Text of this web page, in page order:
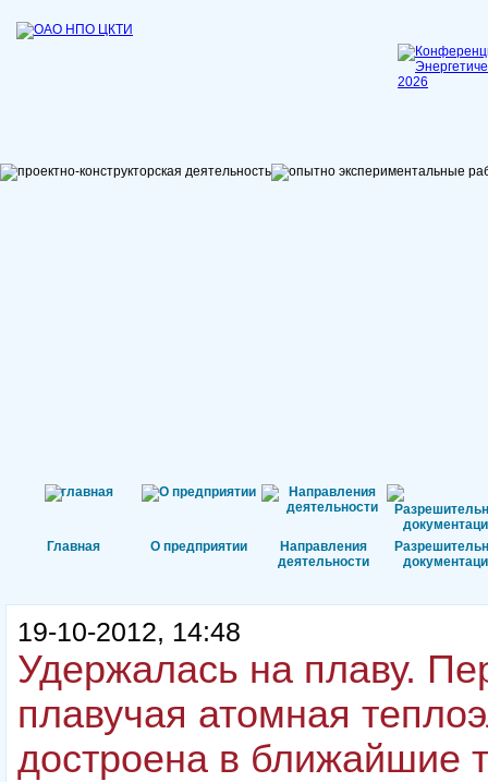
Главная О предприятии
Направления
деятельности
19-10-2012, 14:48
Удержалась на плаву.
плавучая атомная
достроена в ближайшие